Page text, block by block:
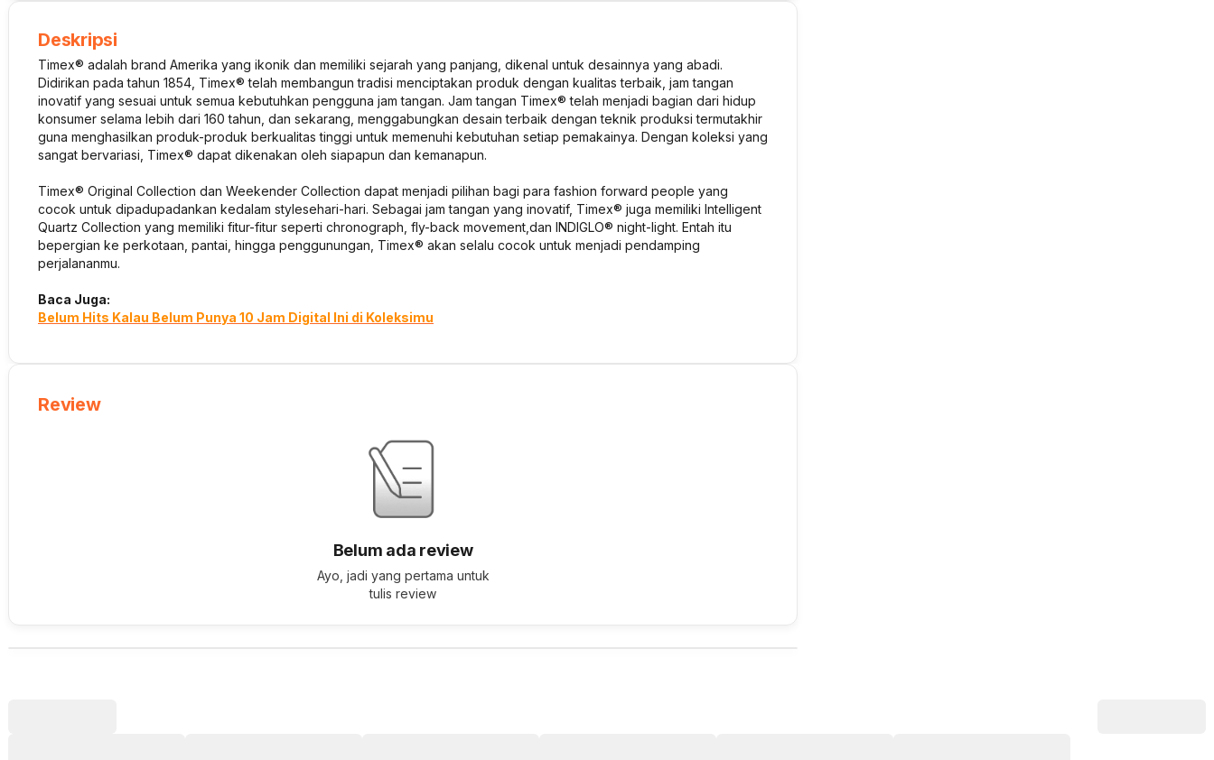
Deskripsi
Timex® adalah brand Amerika yang ikonik dan memiliki sejarah yang panjang, dikenal untuk desainnya yang abadi.
Didirikan pada tahun 1854, Timex® telah membangun tradisi menciptakan produk dengan kualitas terbaik, jam tangan
inovatif yang sesuai untuk semua kebutuhkan pengguna jam tangan. Jam tangan Timex® telah menjadi bagian dari hidup
konsumer selama lebih dari 160 tahun, dan sekarang, menggabungkan desain terbaik dengan teknik produksi termutakhir
guna menghasilkan produk-produk berkualitas tinggi untuk memenuhi kebutuhan setiap pemakainya. Dengan koleksi yang
sangat bervariasi, Timex® dapat dikenakan oleh siapapun dan kemanapun.
Timex® Original Collection dan Weekender Collection dapat menjadi pilihan bagi para fashion forward people yang
cocok untuk dipadupadankan kedalam stylesehari-hari. Sebagai jam tangan yang inovatif, Timex® juga memiliki Intelligent
Quartz Collection yang memiliki fitur-fitur seperti chronograph, fly-back movement, dan INDIGLO® night-light. Entah itu
bepergian ke perkotaan, pantai, hingga penggunungan, Timex® akan selalu cocok untuk menjadi pendamping
perjalananmu.
Baca Juga:
Belum Hits Kalau Belum Punya 10 Jam Digital Ini di Koleksimu
Review
Belum ada review
Ayo, jadi yang pertama untuk
tulis review